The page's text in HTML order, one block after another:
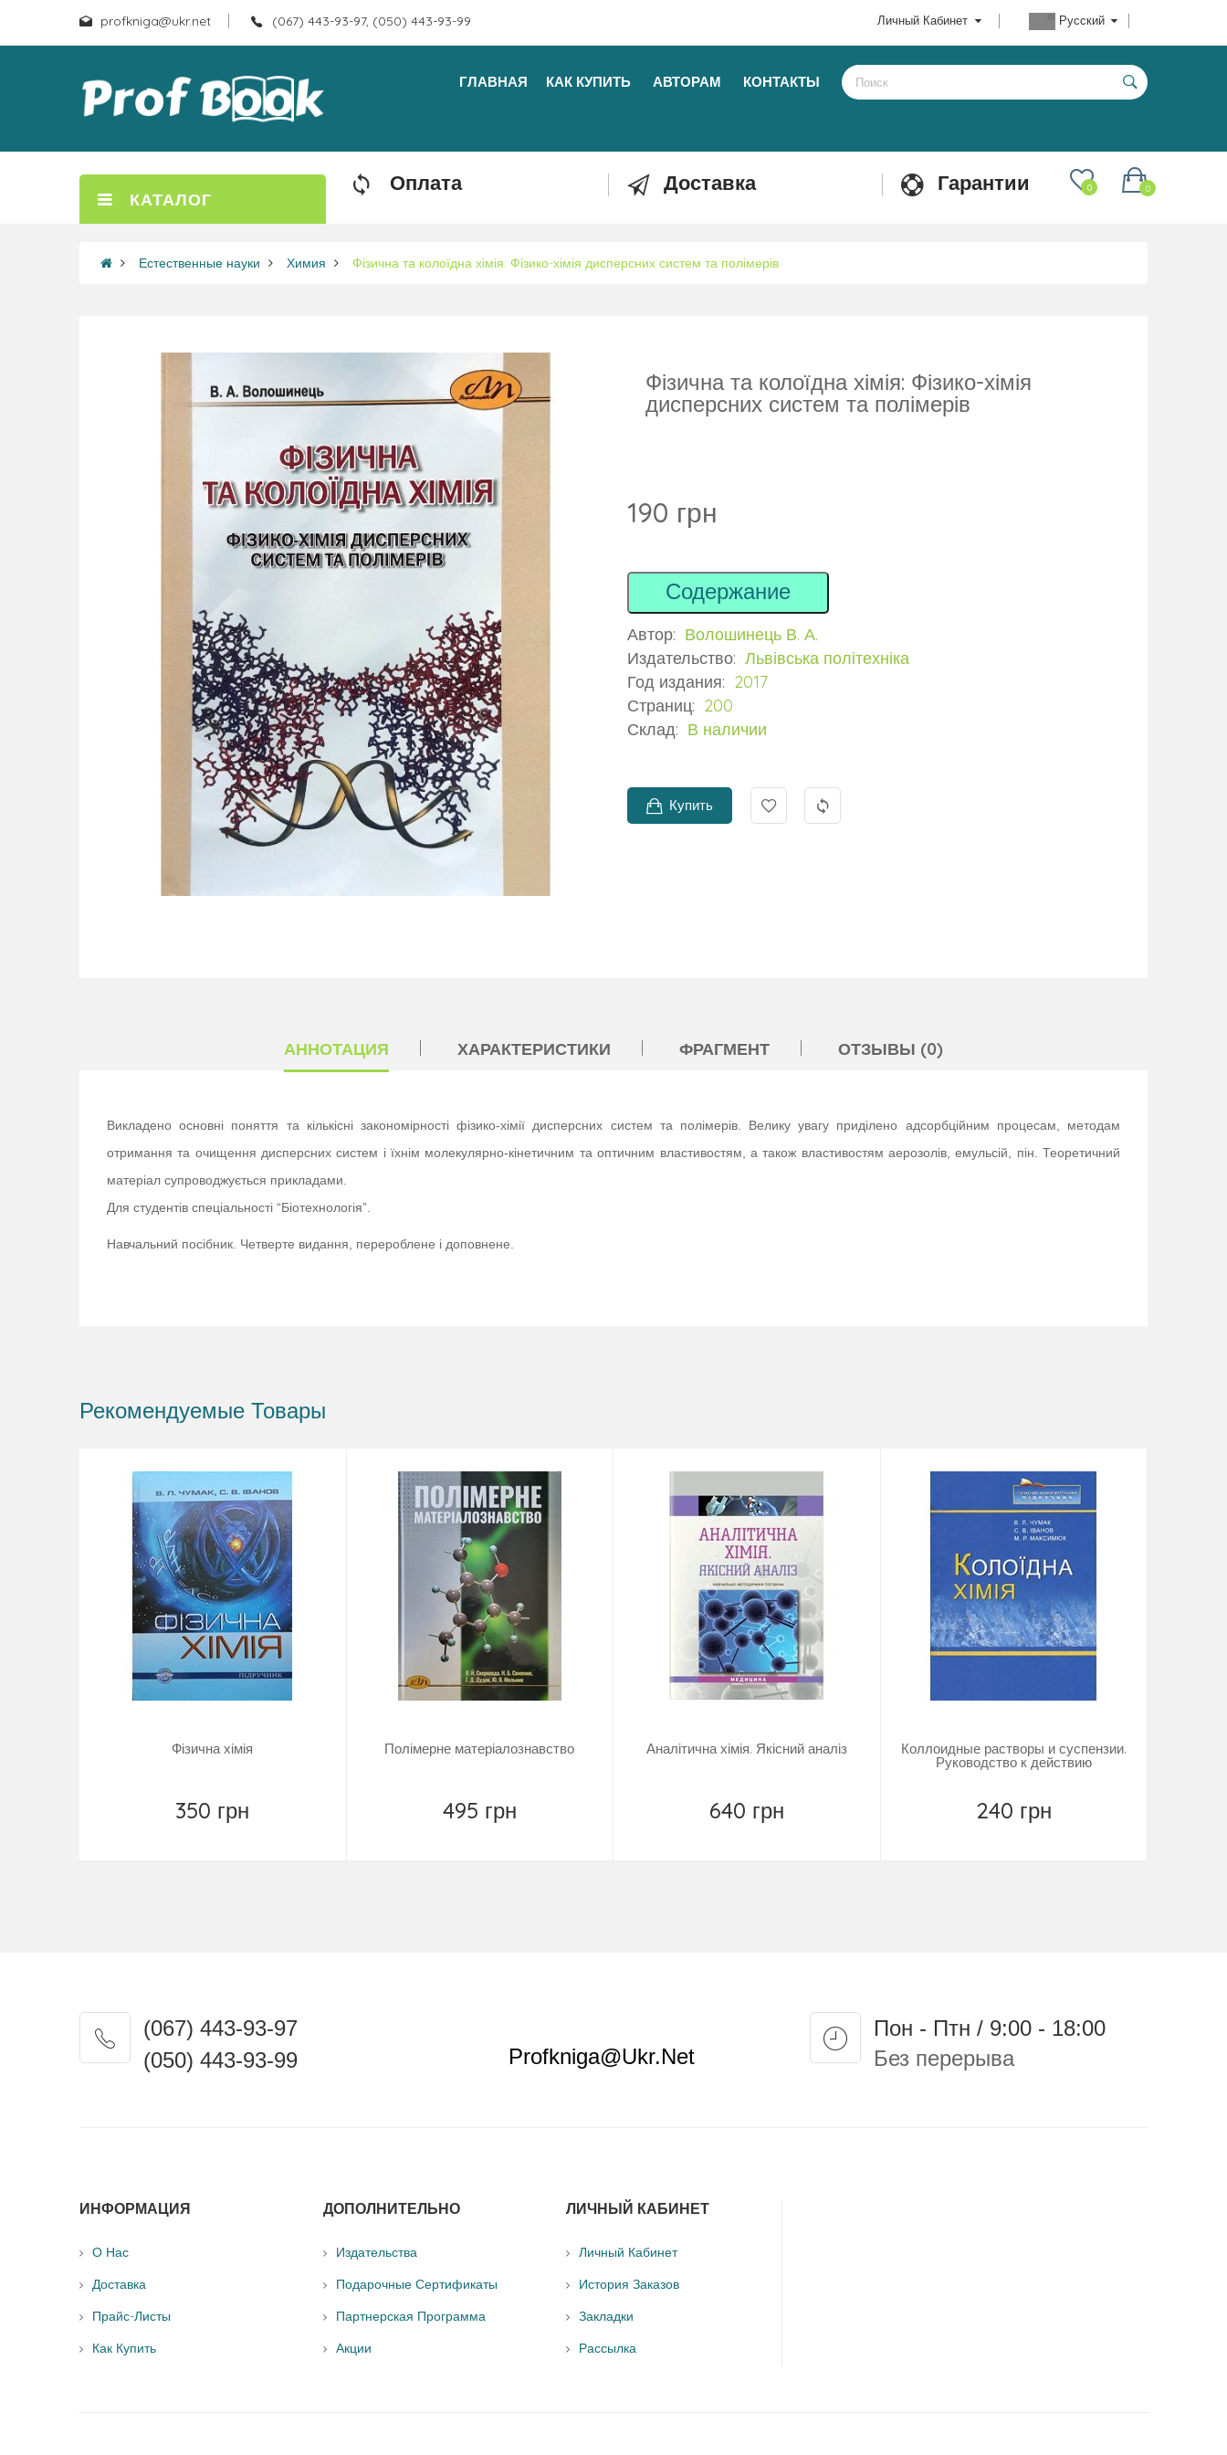
profkniga@ukr.net (067) 443-93-97, (050) 443-93-99 Русский
Личный Кабинет
ГЛАВНАЯ КАК КУПИТЬ АВТОРАМ КОНТАКТЫ
КАТАЛОГ
Оплата Доставка Гарантии 0
0
Естественные науки Химия Фізична та колоїдна хімія: Фізико-хімія дисперсних систем та полімерів
Фізична та колоїдна хімія: Фізико-хімія
дисперсних систем та полімерів
190 грн
Содержание
Автор: Волошинець В. А.
Издательство: Львівська політехніка
Год издания: 2017
Страниц: 200
Склад: В наличии
Купить
АННОТАЦИЯ ХАРАКТЕРИСТИКИ ФРАГМЕНТ ОТЗЫВЫ (0)
Викладено основні поняття та кількісні закономірності фізико-хімії дисперсних систем та полімерів. Велику увагу приділено адсорбційним процесам, методам
отримання та очищення дисперсних систем і їхнім молекулярно-кінетичним та оптичним властивостям, а також властивостям аерозолів, емульсій, пін. Теоретичний
матеріал супроводжується прикладами.
Для студентів спеціальності “Біотехнологія”.
Навчальний посібник. Четверте видання, перероблене і доповнене.
Рекомендуемые Товары
Фізична хімія
350 грн
Полімерне матеріалознавство
495 грн
Аналітична хімія. Якісний аналіз
640 грн
Коллоидные растворы и суспензии.
Руководство к действию
240 грн
(067) 443-93-97
(050) 443-93-99
Profkniga@ukr.net
Пон - Птн / 9:00 - 18:00
Без перерыва
ИНФОРМАЦИЯ
О Нас
Доставка
Прайс-Листы
Как Купить
ДОПОЛНИТЕЛЬНО
Издательства
Подарочные Сертификаты
Партнерская Программа
Акции
ЛИЧНЫЙ КАБИНЕТ
Личный Кабинет
История Заказов
Закладки
Рассылка